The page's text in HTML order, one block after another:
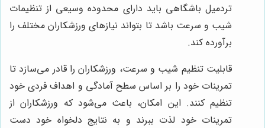
تردمیل باشگاهی باید دارای محدوده وسیعی از تنظیمات
شیب و سرعت باشد تا بتواند نیازهای ورزشکاران مختلف را
برآورده کند.
قابلیت تنظیم شیب و سرعت، ورزشکاران را قادر می‌سازد تا
تمرینات خود را بر اساس سطح آمادگی و اهداف فردی خود
تنظیم کنند. این امکان، باعث می‌شود که ورزشکاران از
تمرینات خود لذت ببرند و به نتایج دلخواه خود دست